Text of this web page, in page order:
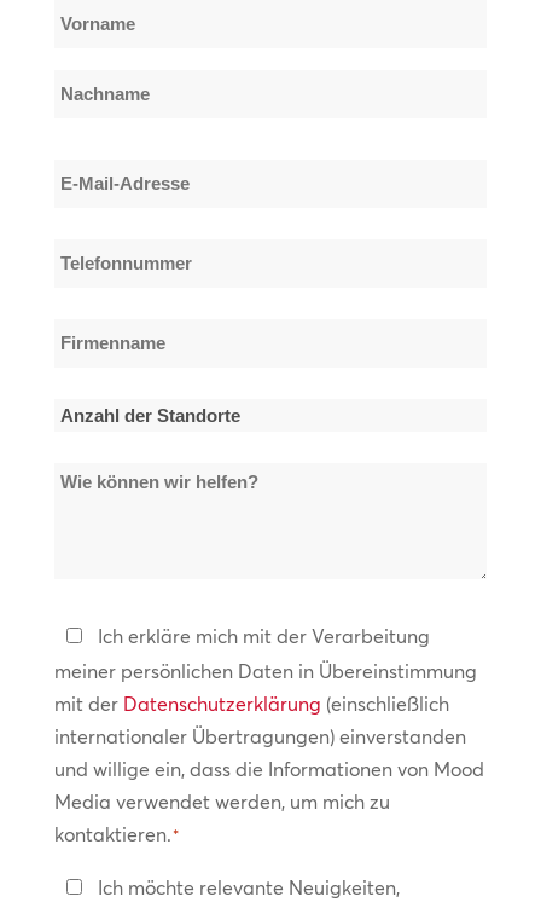
Name
E-
Telefonnummer
Firmenname
Anzahl
Standorte
Wie
Datenschutzerklärung
*
Ich erkläre mich mit der Verarbeitung
meiner persönlichen Daten in Übereinstimmung
mit der Datenschutzerklärung (einschließlich
internationaler Übertragungen) einverstanden
und willige ein, dass die Informationen von Mood
Media verwendet werden, um mich zu
kontaktieren.*
In
Ich möchte relevante Neuigkeiten,